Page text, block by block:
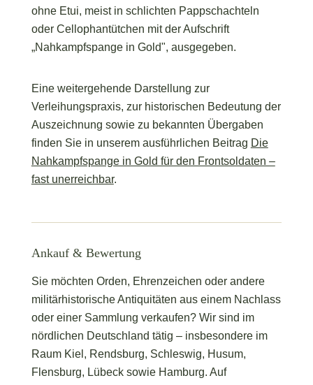
ohne Etui, meist in schlichten Pappschachteln
oder Cellophantütchen mit der Aufschrift
„Nahkampfspange in Gold", ausgegeben.
Eine weitergehende Darstellung zur
Verleihungspraxis, zur historischen Bedeutung der
Auszeichnung sowie zu bekannten Übergaben
finden Sie in unserem ausführlichen Beitrag Die
Nahkampfspange in Gold für den Frontsoldaten –
fast unerreichbar.
Ankauf & Bewertung
Sie möchten Orden, Ehrenzeichen oder andere
militärhistorische Antiquitäten aus einem Nachlass
oder einer Sammlung verkaufen? Wir sind im
nördlichen Deutschland tätig – insbesondere im
Raum Kiel, Rendsburg, Schleswig, Husum,
Flensburg, Lübeck sowie Hamburg. Auf